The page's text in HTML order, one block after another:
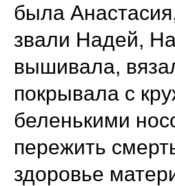
была
звали Надей,
вышивала,
покрывала с
беленькими
пережить
здоровье